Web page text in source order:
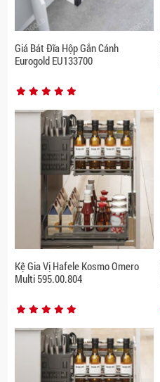
Giá Bát Đĩa Hộp Gắn Cánh
Eurogold EU133700
Kệ Gia Vị Hafele Kosmo Omero
Multi 595.00.804